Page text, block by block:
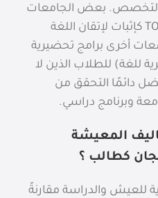
بعض الجامعات
تطلب شهادة IELTS أو TOEFL كإثبات لإتقان اللغة
أخرى برامج تحضيرية
للغة) للطلاب الذين لا
دائمًا التحقق من
وبرنامج دراسي.
المعيشة
كطالب ؟
للعيش والدراسة مقارنةً